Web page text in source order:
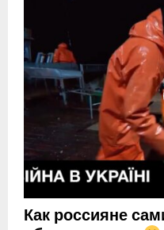
y
b
e
Как россияне